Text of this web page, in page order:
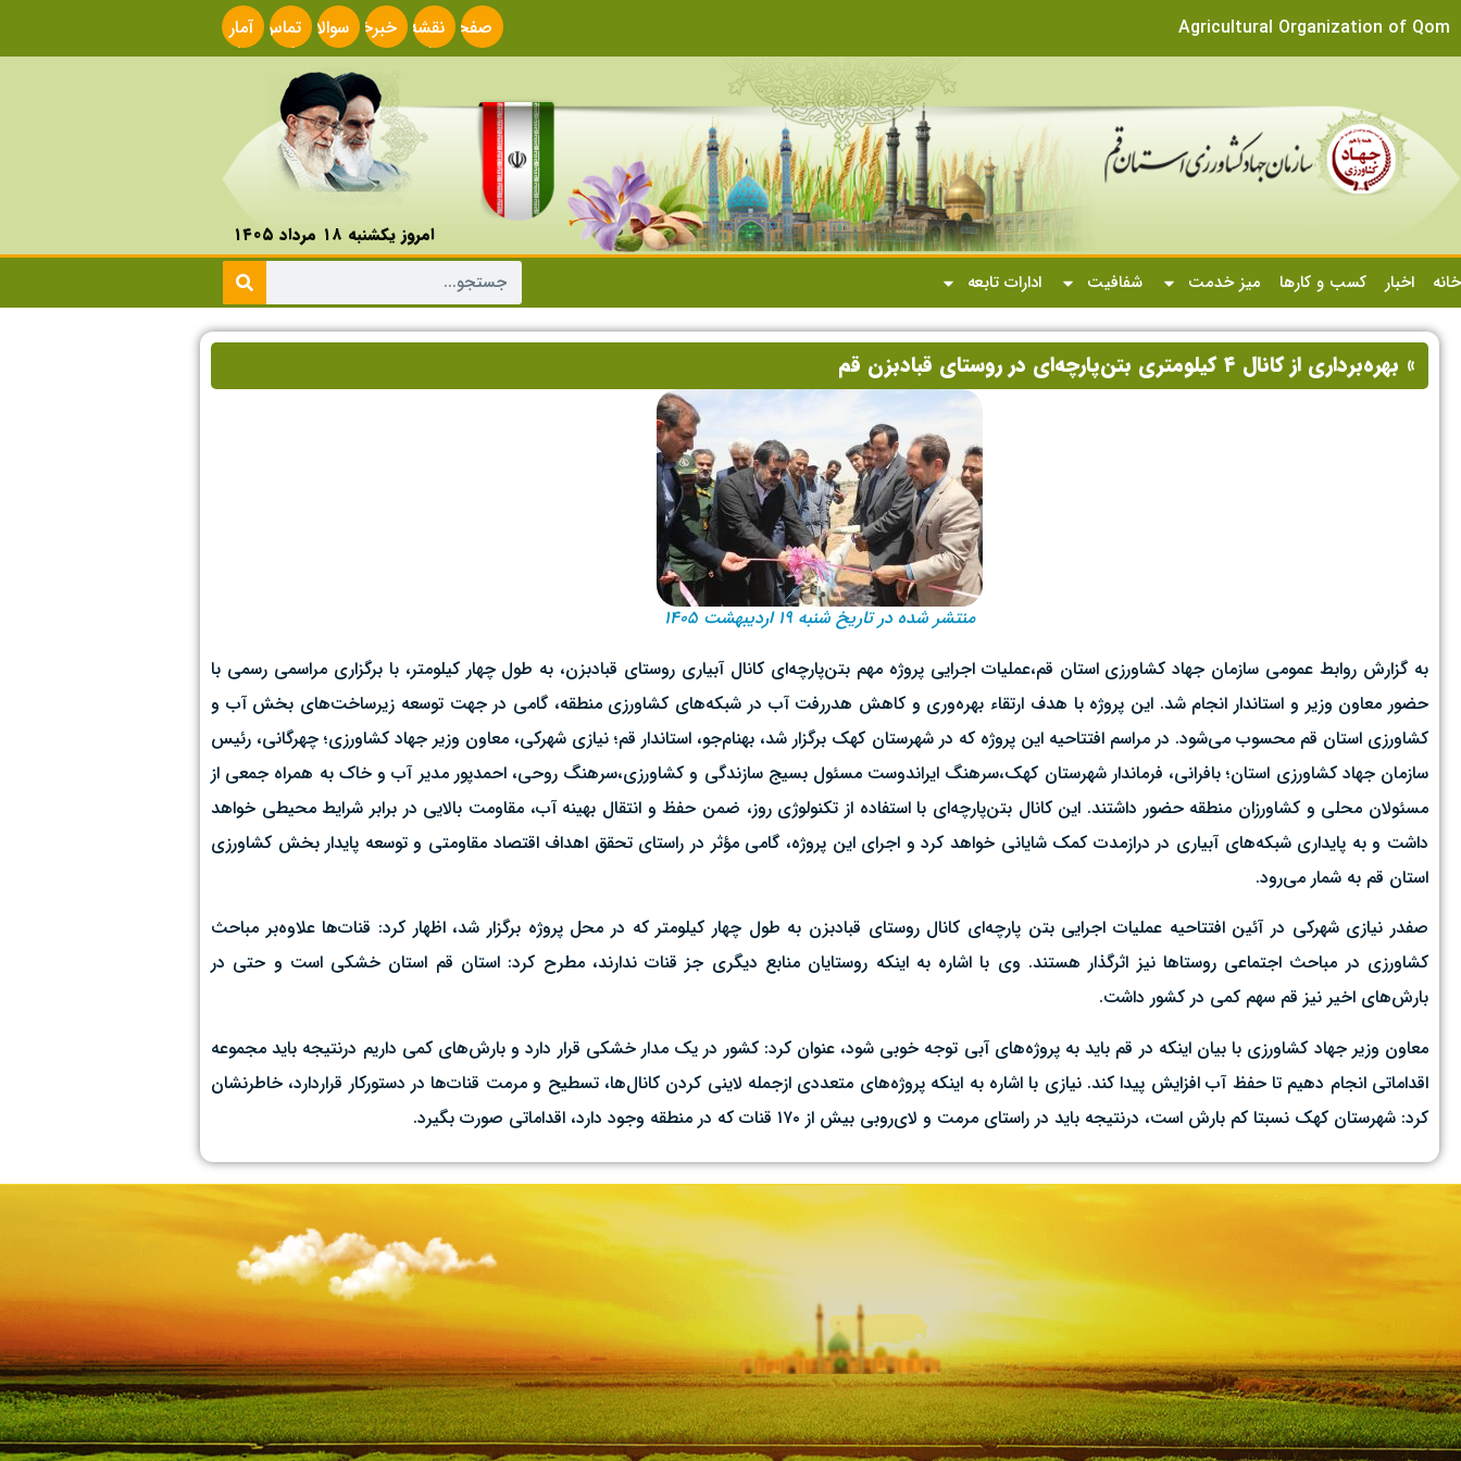
Agricultural Organization of Qom
صفحه
اصلی
نقشه
سایت
خبرخوانسوالات
متداول
تماس
با ما
آمار
سایت
امروز یکشنبه ۱۸ مرداد ۱۴۰۵
خانه
اخبار کسب و کارها میز خدمت شفافیت ادارات تابعه
» بهره‌برداری از کانال ۴ کیلومتری بتن‌پارچه‌ای در روستای قبادبزن قم
منتشر شده در تاریخ شنبه ۱۹ اردیبهشت ۱۴۰۵
به گزارش روابط عمومی سازمان جهاد کشاورزی استان قم،عملیات اجرایی پروژه مهم بتن‌پارچه‌ای کانال آبیاری روستای قبادبزن، به طول چهار کیلومتر، با برگزاری مراسمی رسمی با
حضور معاون وزیر و استاندار انجام شد. این پروژه با هدف ارتقاء بهره‌وری و کاهش هدررفت آب در شبکه‌های کشاورزی منطقه، گامی در جهت توسعه زیرساخت‌های بخش آب و
کشاورزی استان قم محسوب می‌شود. در مراسم افتتاحیه این پروژه که در شهرستان کهک برگزار شد، بهنام‌جو، استاندار قم؛ نیازی شهرکی، معاون وزیر جهاد کشاورزی؛ چهرگانی، رئیس
سازمان جهاد کشاورزی استان؛ بافرانی، فرماندار شهرستان کهک،سرهنگ ایراندوست مسئول بسیج سازندگی و کشاورزی،سرهنگ روحی، احمدپور مدیر آب و خاک به همراه جمعی از
مسئولان محلی و کشاورزان منطقه حضور داشتند. این کانال بتن‌پارچه‌ای با استفاده از تکنولوژی روز، ضمن حفظ و انتقال بهینه آب، مقاومت بالایی در برابر شرایط محیطی خواهد
داشت و به پایداری شبکه‌های آبیاری در درازمدت کمک شایانی خواهد کرد و اجرای این پروژه، گامی مؤثر در راستای تحقق اهداف اقتصاد مقاومتی و توسعه پایدار بخش کشاورزی
استان قم به شمار می‌رود.
صفدر نیازی شهرکی در آئین افتتاحیه عملیات اجرایی بتن پارچه‌ای کانال روستای قبادبزن به طول چهار کیلومتر که در محل پروژه برگزار شد، اظهار کرد: قنات‌ها علاوه‌بر مباحث
کشاورزی در مباحث اجتماعی روستاها نیز اثرگذار هستند. وی با اشاره به اینکه روستایان منابع دیگری جز قنات ندارند، مطرح کرد: استان قم استان خشکی است و حتی در
بارش‌های اخیر نیز قم سهم کمی در کشور داشت.
معاون وزیر جهاد کشاورزی با بیان اینکه در قم باید به پروژه‌های آبی توجه خوبی شود، عنوان کرد: کشور در یک مدار خشکی قرار دارد و بارش‌های کمی داریم درنتیجه باید مجموعه
اقداماتی انجام دهیم تا حفظ آب افزایش پیدا کند. نیازی با اشاره به اینکه پروژه‌های متعددی ازجمله لاینی کردن کانال‌ها، تسطیح و مرمت قنات‌ها در دستورکار قراردارد، خاطرنشان
کرد: شهرستان کهک نسبتا کم بارش است، درنتیجه باید در راستای مرمت و لای‌روبی بیش از ۱۷۰ قنات که در منطقه وجود دارد، اقداماتی صورت بگیرد.